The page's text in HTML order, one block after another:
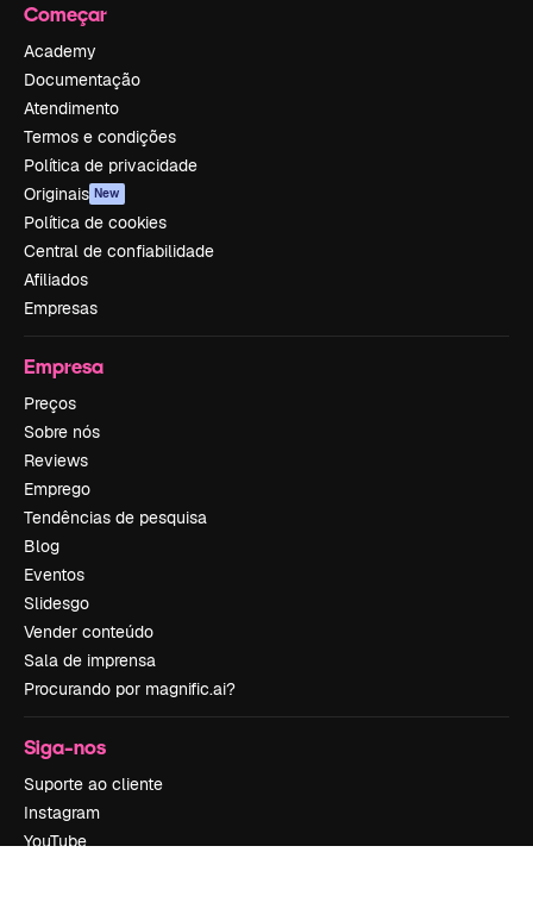
Começar
Academy
Documentação
Atendimento
Termos e condições
Política de privacidade
Originais New
Política de cookies
Central de confiabilidade
Afiliados
Empresas
Empresa
Preços
Sobre nós
Reviews
Emprego
Tendências de pesquisa
Blog
Eventos
Slidesgo
Vender conteúdo
Sala de imprensa
Procurando por magnific.ai?
Siga-nos
Suporte ao cliente
Instagram
YouTube